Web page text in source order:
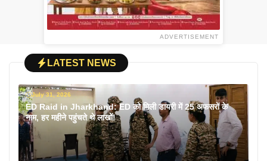
ADVERTISEMENT
LATEST NEWS
July 31, 2026
ED Raid in Jharkhand: ED को मिली डायरी में 25 अफसरों के
नाम, हर महीने पहुंचते थे लाखों!